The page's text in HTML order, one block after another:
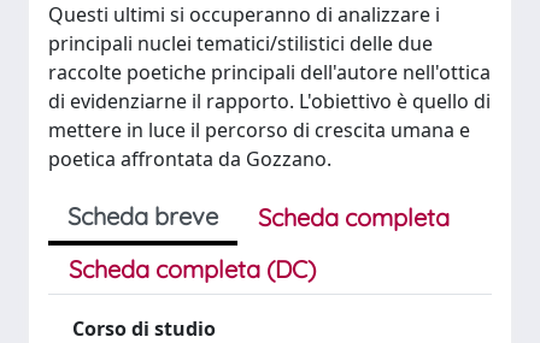
Questi ultimi si occuperanno di analizzare i
principali nuclei tematici/stilistici delle due
raccolte poetiche principali dell'autore nell'ottica
di evidenziarne il rapporto. L'obiettivo è quello di
mettere in luce il percorso di crescita umana e
poetica affrontata da Gozzano.
Scheda breve
Scheda completa
Scheda completa (DC)
Corso di studio